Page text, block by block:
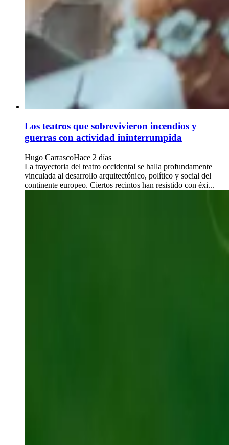
Los teatros que sobrevivieron incendios y
guerras con actividad ininterrumpida
Hugo CarrascoHace 2 días
La trayectoria del teatro occidental se halla profundamente
vinculada al desarrollo arquitectónico, político y social del
continente europeo. Ciertos recintos han resistido con éxi...